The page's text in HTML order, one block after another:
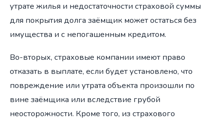
утрате жилья и недостаточности страховой суммы
для покрытия долга заёмщик может остаться без
имущества и с непогашенным кредитом.
Во-вторых, страховые компании имеют право
отказать в выплате, если будет установлено, что
повреждение или утрата объекта произошли по
вине заёмщика или вследствие грубой
неосторожности. Кроме того, из страхового